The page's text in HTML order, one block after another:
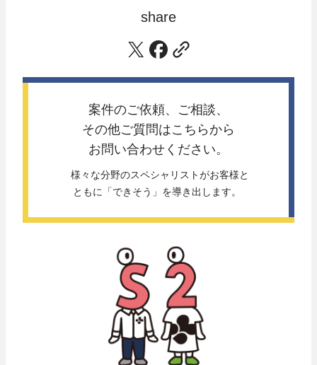
share
案件のご依頼、ご相談、
その他ご質問はこちらから
お問い合わせください。
様々な分野のスペシャリストがお客様と
ともに「できそう」を導き出します。